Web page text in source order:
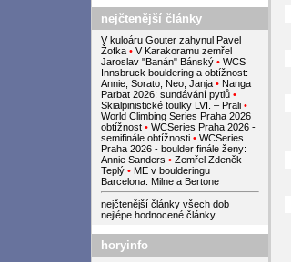
nejčtenější články
V kuloáru Gouter zahynul Pavel
Žofka • V Karakoramu zemřel
Jaroslav "Banán" Bánský • WCS
Innsbruck bouldering a obtížnost:
Annie, Sorato, Neo, Janja • Nanga
Parbat 2026: sundávání pytlů •
Skialpinistické toulky LVI. – Prali •
World Climbing Series Praha 2026
obtížnost • WCSeries Praha 2026 -
semifinále obtížnosti • WCSeries
Praha 2026 - boulder finále ženy:
Annie Sanders • Zemřel Zdeněk
Teplý • ME v boulderingu
Barcelona: Milne a Bertone
nejčtenější články všech dob
nejlépe hodnocené články
horyinfo